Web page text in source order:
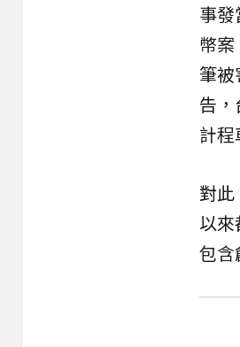
事
幣
筆
告
計
對
以
包含